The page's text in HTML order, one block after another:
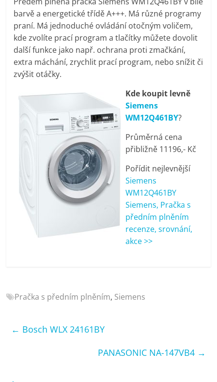
pračky,
televize,
notebooky,
mobilní
telefony,
kávovary,
bazény
Nejlepší
elektronika
porovnání
notebooky,
kávovary,
barvě a energetické třídě A+++. Má různé programy
praní. Má jednoduché ovládání otočným voličem,
kde zvolíte prací program a tlačítky můžete dovolit
další funkce jako např. ochrana proti zmačkání,
extra máchání, zrychlit prací program, nebo snížit či
zvýšit otáčky.
Kde koupit levně
Siemens
WM12Q461BY?
Průměrná cena
přibližně 11196,- Kč
Pořídit nejlevnější
Siemens
WM12Q461BY
Siemens, Pračka s
předním plněním
recenze, srovnání,
akce >>
Pračka s předním plněním, Siemens
← Bosch WLX 24161BY
PANASONIC NA-147VB4 →